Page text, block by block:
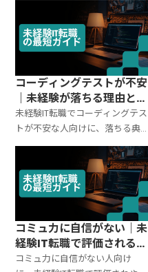
的→工夫→成果→次）を解説。1
分/3分のテンプレ、職種別の見
せ方、NG例の直し方までまとめ
コーディングテストが不安
｜未経験が落ちる理由と対
策（準備はここだけ）
未経験IT転職でコーディングテス
トが不安な人向けに、落ちる典
型パターンと対策を整理。出題
の傾向、解き方の型、事前に固
めるべき基礎、当日の立ち回り
までまとめます。
コミュ力に自信がない｜未
経験IT転職で評価される会
話の型（これだけ）
コミュ力に自信がない人向け